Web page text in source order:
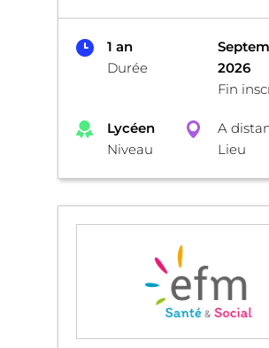
1 an
Durée
2026
Fin
Lycéen
Niveau
A
Lieu